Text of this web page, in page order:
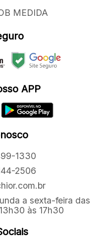
MEDIDA
APP
1330
2506
a sexta-feira das
às 17h30